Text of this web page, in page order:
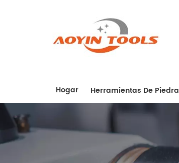
Hogar Herramientas De Piedra